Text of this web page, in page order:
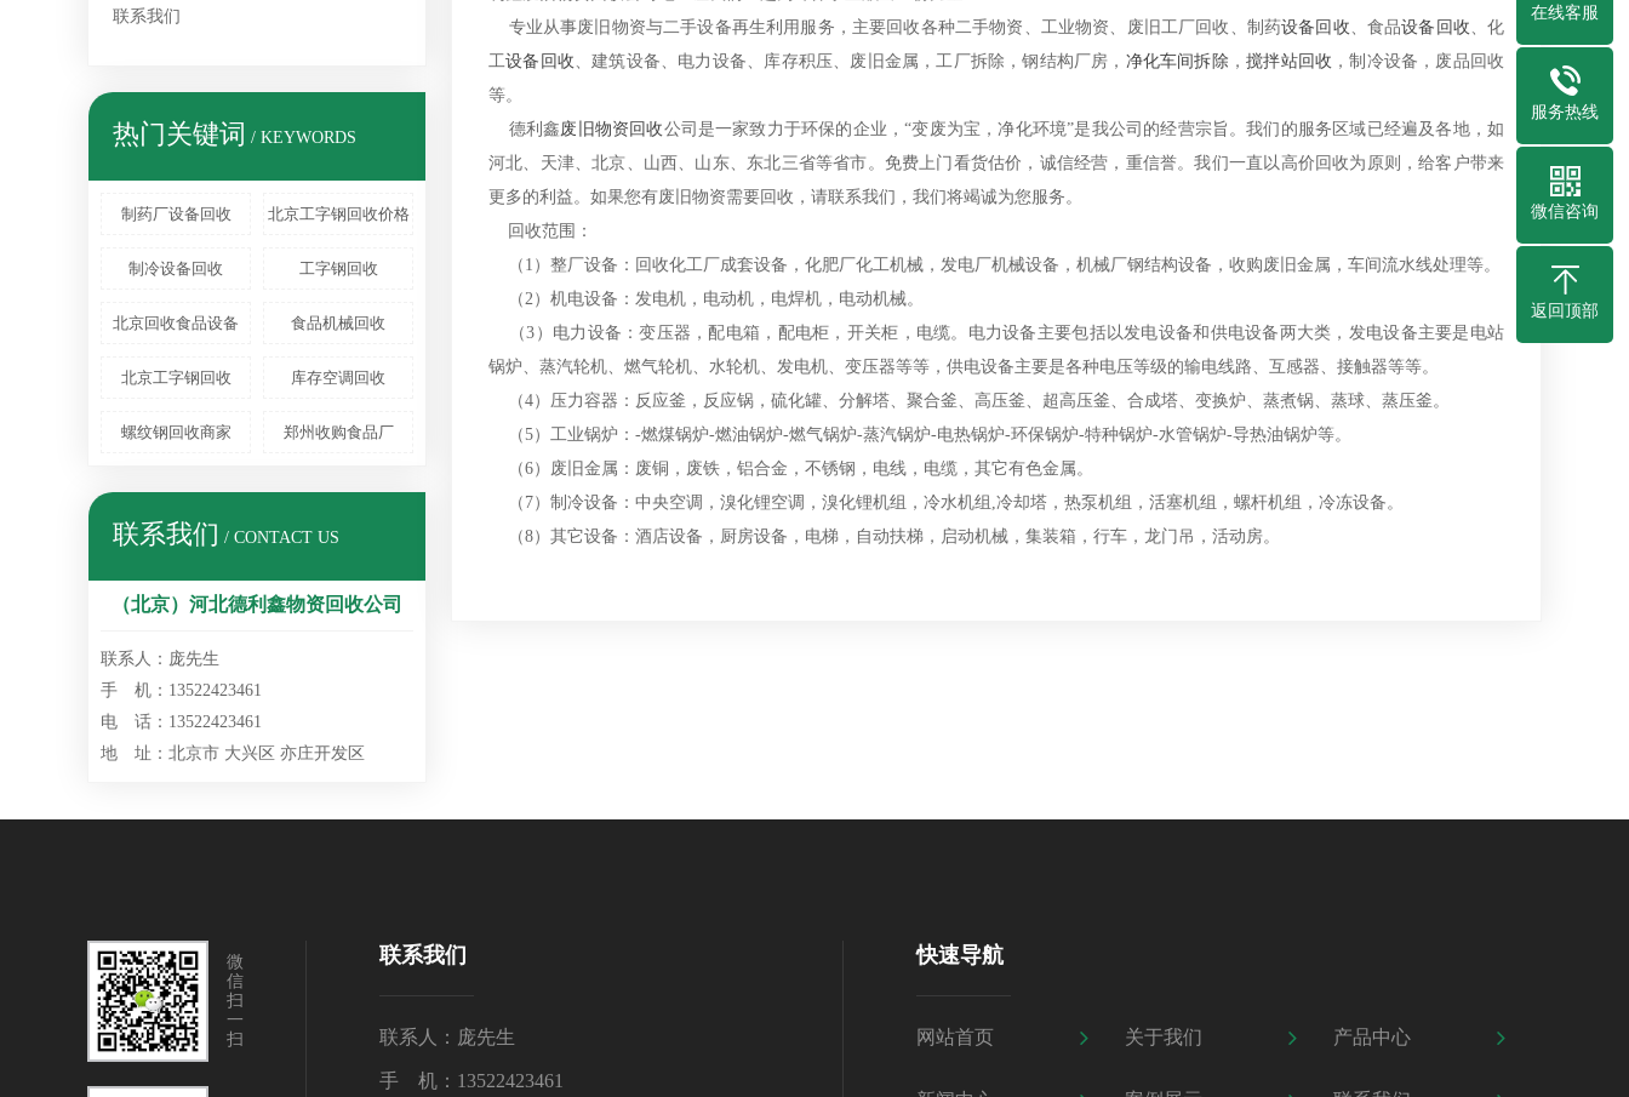
联系我们
热门关键词 / KEYWORDS
制药厂设备回收 北京工字钢回收价格
制冷设备回收 工字钢回收
北京回收食品设备 食品机械回收
北京工字钢回收 库存空调回收
螺纹钢回收商家 郑州收购食品厂
联系我们 / CONTACT US
（北京）河北德利鑫物资回收公司
联系人：庞先生
手 机：13522423461
电 话：13522423461
地 址：北京市 大兴区 亦庄开发区
专业从事废旧物资与二手设备再生利用服务，主要回收各种二手物资、工业物资、废旧工厂回收、制药设备回收、食品设备回收、化
工设备回收、建筑设备、电力设备、库存积压、废旧金属，工厂拆除，钢结构厂房， 净化车间拆除 ，搅拌站回收 ，制冷设备，废品回收
等。
德利鑫废旧物资回收公司是一家致力于环保的企业，“变废为宝，净化环境”是我公司的经营宗旨。我们的服务区域已经遍及各地，如
河北、天津、北京、山西、山东、东北三省等省市。免费上门看货估价，诚信经营，重信誉。我们一直以高价回收为原则，给客户带来
更多的利益。如果您有废旧物资需要回收，请联系我们，我们将竭诚为您服务。
回收范围：
（1）整厂设备：回收化工厂成套设备，化肥厂化工机械，发电厂机械设备，机械厂钢结构设备，收购废旧金属，车间流水线处理等。
（2）机电设备：发电机，电动机，电焊机，电动机械。
（3）电力设备：变压器，配电箱，配电柜，开关柜，电缆。电力设备主要包括以发电设备和供电设备两大类，发电设备主要是电站
锅炉、蒸汽轮机、燃气轮机、水轮机、发电机、变压器等等，供电设备主要是各种电压等级的输电线路、互感器、接触器等等。
（4）压力容器：反应釜，反应锅，硫化罐、分解塔、聚合釜、高压釜、超高压釜、合成塔、变换炉、蒸煮锅、蒸球、蒸压釜。
（5）工业锅炉：-燃煤锅炉-燃油锅炉-燃气锅炉-蒸汽锅炉-电热锅炉-环保锅炉-特种锅炉-水管锅炉-导热油锅炉等。
（6）废旧金属：废铜，废铁，铝合金，不锈钢，电线，电缆，其它有色金属。
（7）制冷设备：中央空调，溴化锂空调，溴化锂机组，冷水机组,冷却塔，热泵机组，活塞机组，螺杆机组，冷冻设备。
（8）其它设备：酒店设备，厨房设备，电梯，自动扶梯，启动机械，集装箱，行车，龙门吊，活动房。
微
信
扫
一
扫
联系我们
联系人：庞先生
手 机：13522423461
快速导航
网站首页 关于我们 产品中心
在线客服
服务热线
微信咨询
返回顶部